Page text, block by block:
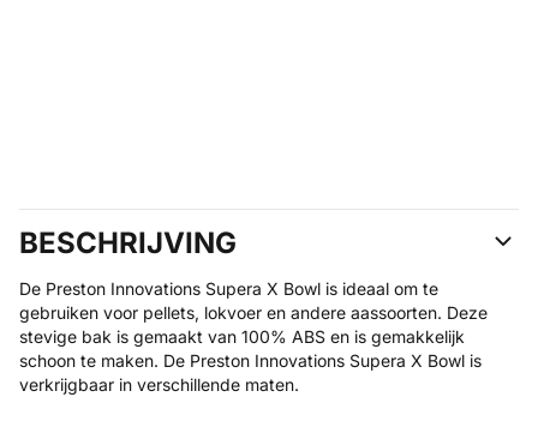
BESCHRIJVING
De Preston Innovations Supera X Bowl is ideaal om te
gebruiken voor pellets, lokvoer en andere aassoorten. Deze
stevige bak is gemaakt van 100% ABS en is gemakkelijk
schoon te maken. De Preston Innovations Supera X Bowl is
verkrijgbaar in verschillende maten.